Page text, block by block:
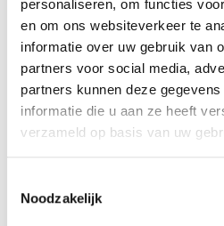
personaliseren, om functies
en om ons websiteverkeer te
informatie over uw gebruik van
partners voor social media,
partners kunnen deze
informatie die u aan ze heeft
verzameld op basis van uw
Noodzakelijk
€ 18,15